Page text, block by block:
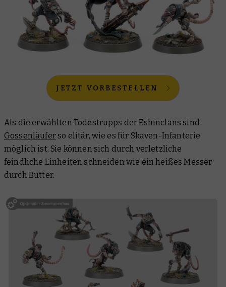
JETZT VORBESTELLEN
Als die erwählten Todestrupps der Eshinclans sind
Gossenläuferso elitär, wie es für Skaven-Infanterie
möglich ist. Sie können sich durch verletzliche
feindliche Einheiten schneiden wie ein heißes Messer
durch Butter.